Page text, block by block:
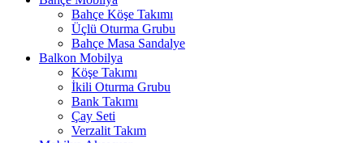
Bahçe Köşe Takımı
Üçlü Oturma Grubu
Bahçe Masa Sandalye
Balkon Mobilya
Köşe Takımı
İkili Oturma Grubu
Bank Takımı
Çay Seti
Verzalit Takım